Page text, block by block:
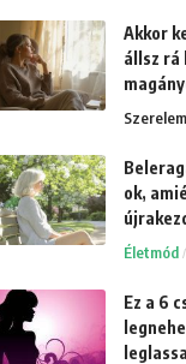
Akkor
állsz rá
ok,
Életmód
Ez a 6